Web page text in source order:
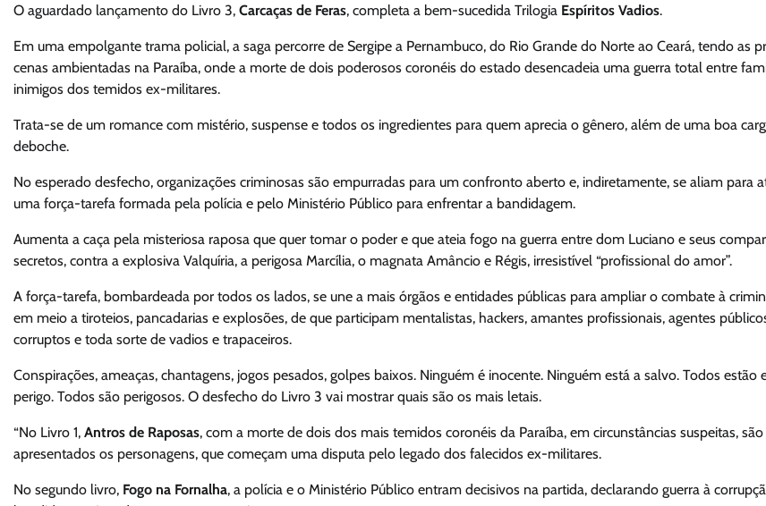
O aguardado lançamento do Livro 3, Carcaças de Feras, completa a bem-sucedida Trilogia Espíritos Vadios.
Em uma empolgante trama policial, a saga percorre de Sergipe a Pernambuco, do Rio Grande do Norte ao Ceará, tendo as
cenas ambientadas na Paraíba, onde a morte de dois poderosos coronéis do estado desencadeia uma guerra total entre
inimigos dos temidos ex-militares.
Trata-se de um romance com mistério, suspense e todos os ingredientes para quem aprecia o gênero, além de uma boa
deboche.
No esperado desfecho, organizações criminosas são empurradas para um confronto aberto e, indiretamente, se aliam para
uma força-tarefa formada pela polícia e pelo Ministério Público para enfrentar a bandidagem.
Aumenta a caça pela misteriosa raposa que quer tomar o poder e que ateia fogo na guerra entre dom Luciano e seus
secretos, contra a explosiva Valquíria, a perigosa Marcília, o magnata Amâncio e Régis, irresistível “profissional do amor”.
A força-tarefa, bombardeada por todos os lados, se une a mais órgãos e entidades públicas para ampliar o combate à
em meio a tiroteios, pancadarias e explosões, de que participam mentalistas, hackers, amantes profissionais, agentes
corruptos e toda sorte de vadios e trapaceiros.
Conspirações, ameaças, chantagens, jogos pesados, golpes baixos. Ninguém é inocente. Ninguém está a salvo. Todos estão
perigo. Todos são perigosos. O desfecho do Livro 3 vai mostrar quais são os mais letais.
“No Livro 1, Antros de Raposas, com a morte de dois dos mais temidos coronéis da Paraíba, em circunstâncias suspeitas, são
apresentados os personagens, que começam uma disputa pelo legado dos falecidos ex-militares.
No segundo livro, Fogo na Fornalha, a polícia e o Ministério Público entram decisivos na partida, declarando guerra à